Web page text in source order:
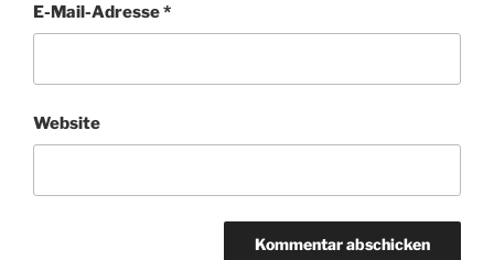
E-Mail-Adresse*
Website